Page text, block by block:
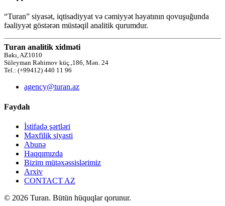
“Turan” siyasət, iqtisadiyyat və cəmiyyət həyatının qovuşuğunda
fəaliyyət göstərən müstəqil analitik qurumdur.
Turan analitik xidməti
Bakı, AZ1010
Süleyman Rəhimov küç.,186, Mən. 24
Tel.: (+99412) 440 11 96
agency@turan.az
Faydalı
İstifadə şərtləri
Məxfilik siyasti
Abunə
Haqqımızda
Bizim mütəxəssislərimiz
Arxiv
CONTACT AZ
© 2026 Turan. Bütün hüquqlar qorunur.